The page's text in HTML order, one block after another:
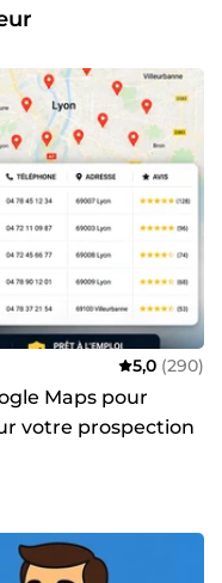
votre budget.
5,0 (290)
Maps pour
votre prospection